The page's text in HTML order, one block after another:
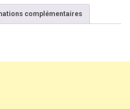
complémentaires